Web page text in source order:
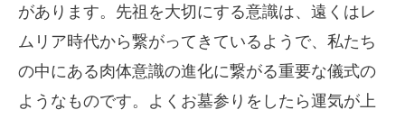
があります。先祖を大切にする意識は、遠くはレ
ムリア時代から繋がってきているようで、私たち
の中にある肉体意識の進化に繋がる重要な儀式の
ようなものです。よくお墓参りをしたら運気が上